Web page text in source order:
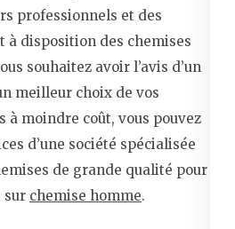
professionnels et des
à disposition des chemises
souhaitez avoir l’avis d’un
meilleur choix de vos
à moindre coût, vous pouvez
d’une société spécialisée
de grande qualité pour
sur chemise homme.